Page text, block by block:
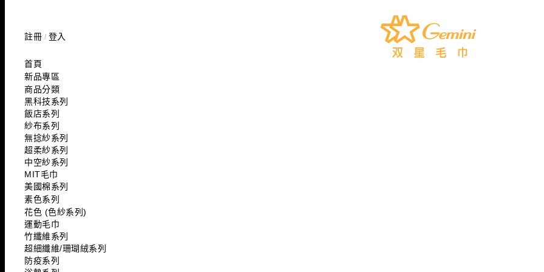
註冊 / 登入
首頁
新品專區
商品分類
黑科技系列
飯店系列
紗布系列
無捻紗系列
超柔紗系列
中空紗系列
MIT毛巾
美國棉系列
素色系列
花色 (色紗系列)
運動毛巾
竹纖維系列
超細纖維/珊瑚絨系列
防疫系列